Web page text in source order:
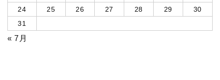
24
25 26 27 28 29
30
31
« 7月